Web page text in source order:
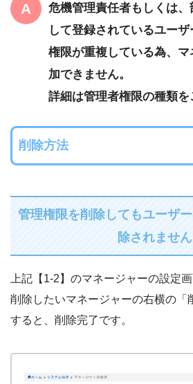
危機管理責任者もしくは、
して登録されているユーザ
権限が重複している為、
加できません。
詳細は管理者権限の種類を
削除方法
管理権限を削除してもユーザ
除されません
上記【1-2】のマネージャーの設定画
削除したいマネージャーの右横の「
すると、削除完了です。